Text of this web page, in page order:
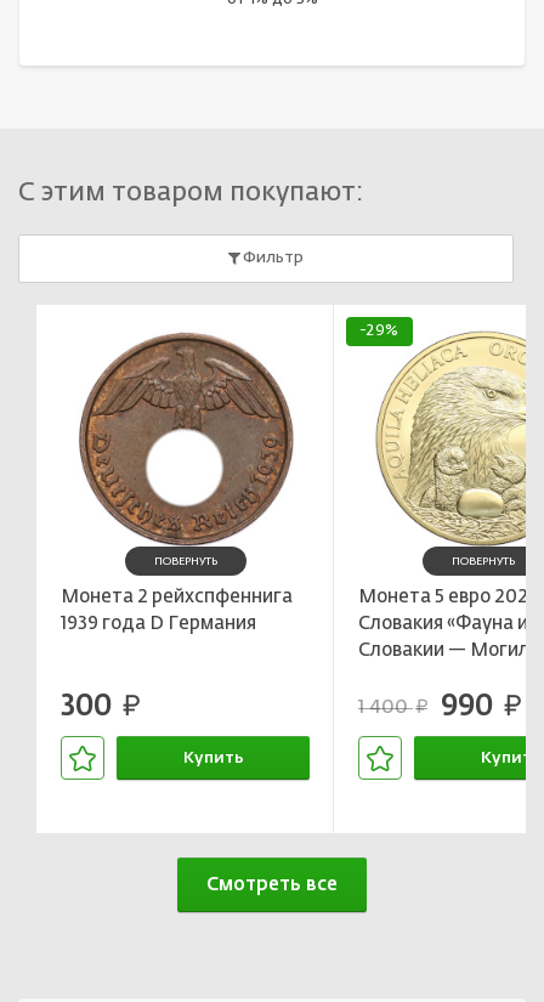
С этим товаром покупают:
Фильтр
ПОВЕРНУТЬ
Монета 2 рейхспфеннига
1939 года D Германия
300 руб.
Купить
-29%
ПОВЕРНУТЬ
Монета 5 евро 2025
Словакия «Фауна и
Словакии —
1 400руб. 990 руб.
Купить
Смотреть все